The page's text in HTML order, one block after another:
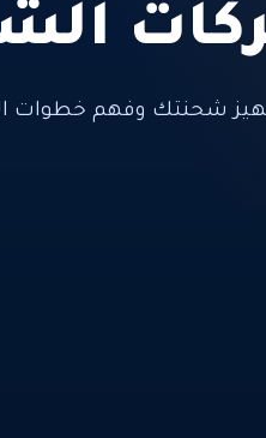
شحنتك وفهم خطوات